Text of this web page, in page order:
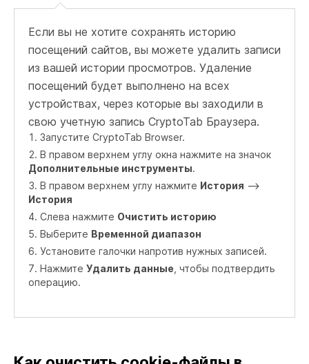
Если вы не хотите сохранять историю
посещений сайтов, вы можете удалить записи
из вашей истории просмотров. Удаление
посещений будет выполнено на всех
устройствах, через которые вы заходили в
свою учетную запись CryptoTab Браузера.
Запустите CryptoTab Browser.
В правом верхнем углу окна нажмите на значок
Дополнительные инструменты.
В правом верхнем углу нажмите История –>
История
Слева нажмите Очистить историю
Выберите Временной диапазон
Установите галочки напротив нужных записей.
Нажмите Удалить данные , чтобы подтвердить
операцию.